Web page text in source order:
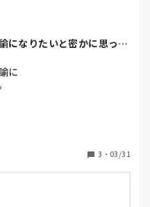
？
てたの…？ともなります
した…。
るように受けた方が良いの
って多分難しいですよ。
とがありますが、
なシフトと勤務時間なんで
は限りがあると思います。
になりたいと密かに思って
に
ません。
受けても
ではないかな
3 ・ 03/31